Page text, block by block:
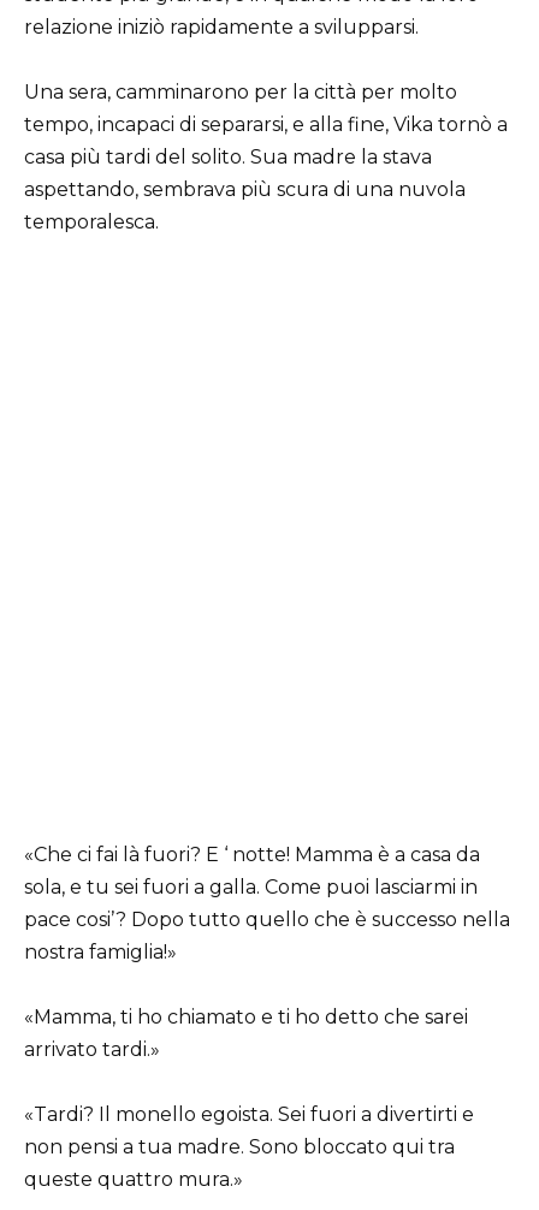
relazione iniziò rapidamente a svilupparsi.
Una sera, camminarono per la città per molto
tempo, incapaci di separarsi, e alla fine, Vika tornò a
casa più tardi del solito. Sua madre la stava
aspettando, sembrava più scura di una nuvola
temporalesca.
«Che ci fai là fuori? E ‘ notte! Mamma è a casa da
sola, e tu sei fuori a galla. Come puoi lasciarmi in
pace cosi’? Dopo tutto quello che è successo nella
nostra famiglia!»
«Mamma, ti ho chiamato e ti ho detto che sarei
arrivato tardi.»
«Tardi? Il monello egoista. Sei fuori a divertirti e
non pensi a tua madre. Sono bloccato qui tra
queste quattro mura.»